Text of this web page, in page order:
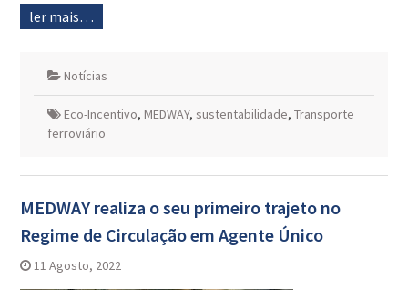
ler mais…
Notícias
Eco-Incentivo, MEDWAY, sustentabilidade, Transporte
ferroviário
MEDWAY realiza o seu primeiro trajeto no
Regime de Circulação em Agente Único
11 Agosto, 2022